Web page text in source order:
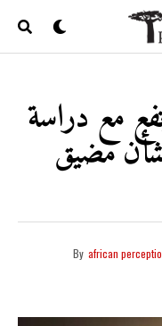
مع دراسة
مضيق
By african